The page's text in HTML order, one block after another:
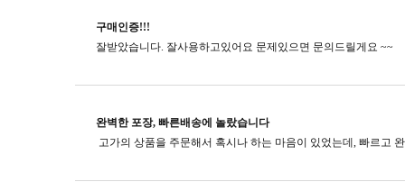
구매인증!!!
잘받았습니다. 잘사용하고있어요 문제있으면 문의드릴게요 ~~
완벽한 포장, 빠른배송에 놀랐습니다